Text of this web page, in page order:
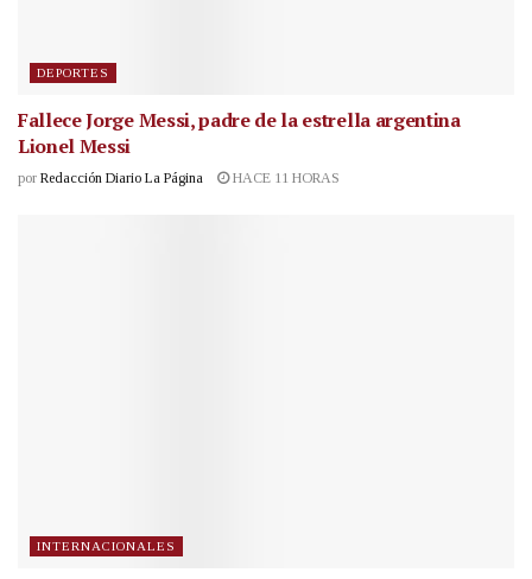
DEPORTES
Fallece Jorge Messi, padre de la estrella argentina
Lionel Messi
por Redacción Diario La Página HACE 11 HORAS
INTERNACIONALES